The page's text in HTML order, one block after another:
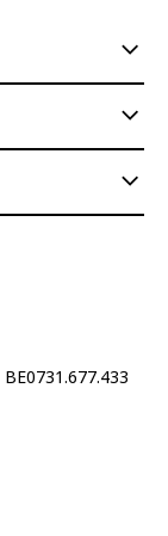
BE0731.677.433